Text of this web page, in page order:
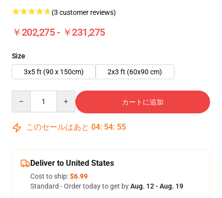
(3 customer reviews)
￥202,275 - ￥231,275
Size
3x5 ft (90 x 150cm)
2x3 ft (60x90 cm)
カートに追加
このセールはあと 04: 54: 54
Deliver to United States
Cost to ship:$6.99
Standard - Order today to get byAug. 12 - Aug. 19